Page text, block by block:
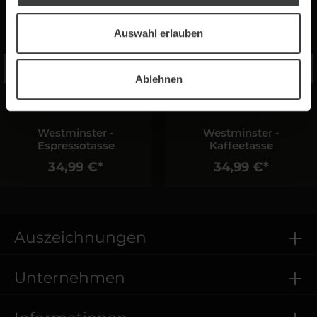
Auswahl erlauben
Ablehnen
Westminster -
Espressotasse
34,99 €*
Westminster -
Kaffeetasse
34,99 €*
Auszeichnungen
Unternehmen